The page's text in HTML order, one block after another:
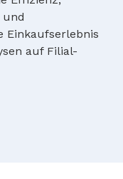
und
Einkaufserlebnis
auf Filial-